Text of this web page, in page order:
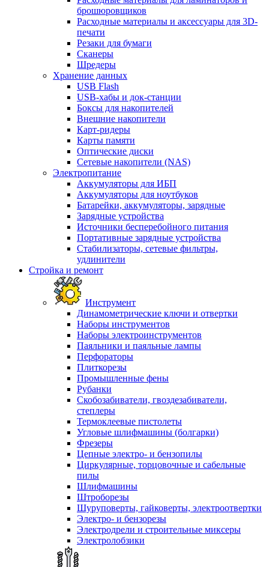
брошюровщиков
Расходные материалы и аксессуары для 3D-
печати
Резаки для бумаги
Сканеры
Шредеры
Хранение данных
USB Flash
USB-хабы и док-станции
Боксы для накопителей
Внешние накопители
Карт-ридеры
Карты памяти
Оптические диски
Сетевые накопители (NAS)
Электропитание
Аккумуляторы для ИБП
Аккумуляторы для ноутбуков
Батарейки, аккумуляторы, зарядные
Зарядные устройства
Источники бесперебойного питания
Портативные зарядные устройства
Стабилизаторы, сетевые фильтры,
удлинители
Стройка и ремонт
Инструмент
Динамометрические ключи и отвертки
Наборы инструментов
Наборы электроинструментов
Паяльники и паяльные лампы
Перфораторы
Плиткорезы
Промышленные фены
Рубанки
Скобозабиватели, гвоздезабиватели,
степлеры
Термоклеевые пистолеты
Угловые шлифмашины (болгарки)
Фрезеры
Цепные электро- и бензопилы
Циркулярные, торцовочные и сабельные
пилы
Шлифмашины
Штроборезы
Шуруповерты, гайковерты, электроотвертки
Электро- и бензорезы
Электродрели и строительные миксеры
Электролобзики